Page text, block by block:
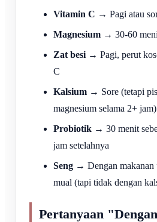
Vitamin C → Pagi atau
Magnesium → 30-60
Zat besi → Pagi, perut
C
Kalsium → Sore (tetapi
magnesium selama 2+ jam)
Probiotik → 30 menit
jam setelahnya
Seng → Dengan makanan
mual (tapi tidak dengan
Pertanyaan